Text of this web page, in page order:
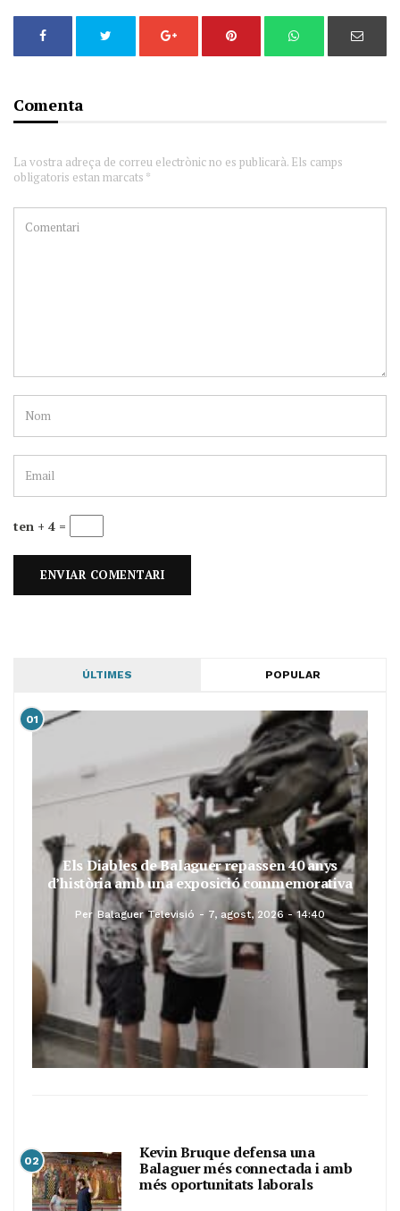
Comenta
La vostra adreça de correu electrònic no es publicarà. Els camps
obligatoris estan marcats *
ten + 4 =
ÚLTIMES POPULAR
01
Els Diables de Balaguer repassen 40 anys
d’història amb una exposició commemorativa
Per Balaguer Televisió 7, agost, 2026 - 14:40
02
Kevin Bruque defensa una
Balaguer més connectada i amb
més oportunitats laborals